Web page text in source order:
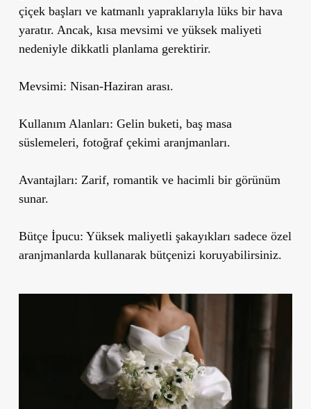
çiçek başları ve katmanlı yapraklarıyla lüks bir hava
yaratır. Ancak, kısa mevsimi ve yüksek maliyeti
nedeniyle dikkatli planlama gerektirir.
Mevsimi: Nisan-Haziran arası.
Kullanım Alanları: Gelin buketi, baş masa
süslemeleri, fotoğraf çekimi aranjmanları.
Avantajları: Zarif, romantik ve hacimli bir görünüm
sunar.
Bütçe İpucu: Yüksek maliyetli şakayıkları sadece özel
aranjmanlarda kullanarak bütçenizi koruyabilirsiniz.